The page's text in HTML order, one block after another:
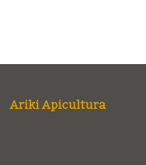
Ariki Apicultura